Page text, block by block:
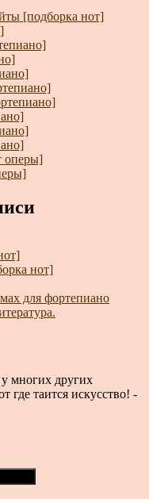
[подборка нот]
нот]
для фортепиано
многих других
где таится искусство! -